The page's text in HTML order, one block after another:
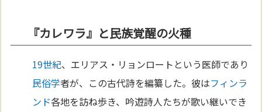
『カレワラ』と民族覚醒の火種
19世紀、エリアス・リョンロートという医師であり
民俗学者が、この古代詩を編纂した。彼はフィンラ
ンド各地を訪ね歩き、吟遊詩人たちが歌い継いでき